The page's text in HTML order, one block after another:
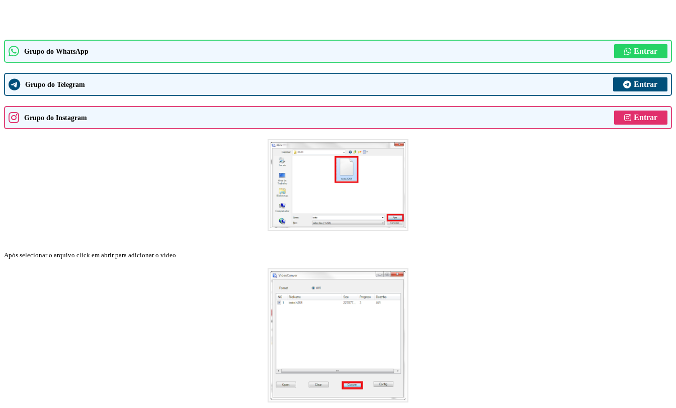
Grupo do WhatsApp Entrar
Grupo do Telegram Entrar
Grupo do Instagram Entrar
Após selecionar o arquivo click em abrir para adicionar o vídeo